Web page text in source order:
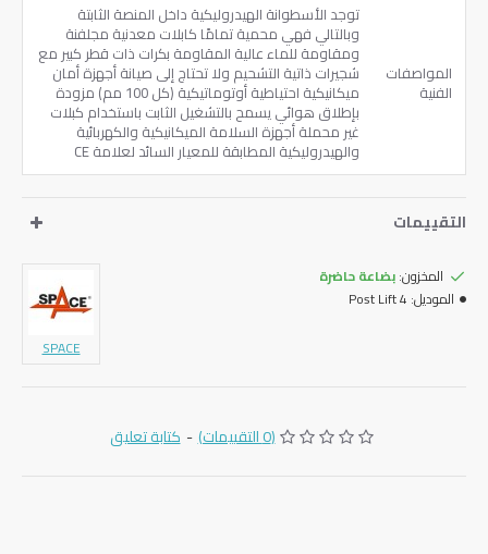
المواصفات
الفنية
توجد الأسطوانة الهيدروليكية داخل المنصة الثابتة
وبالتالي فهي محمية تمامًا كابلات معدنية مجلفنة
ومقاومة للماء عالية المقاومة بكرات ذات قطر كبير مع
شجيرات ذاتية التشحيم ولا تحتاج إلى صيانة أجهزة أمان
ميكانيكية احتياطية أوتوماتيكية (كل 100 مم) مزودة
بإطلاق هوائي يسمح بالتشغيل الثابت باستخدام كبلات
غير محملة أجهزة السلامة الميكانيكية والكهربائية
والهيدروليكية المطابقة للمعيار السائد لعلامة CE
التقييمات
المخزون:بضاعة حاضرة
الموديل: 4 Post Lift
SPACE
(0 التقييمات) - كتابة تعليق